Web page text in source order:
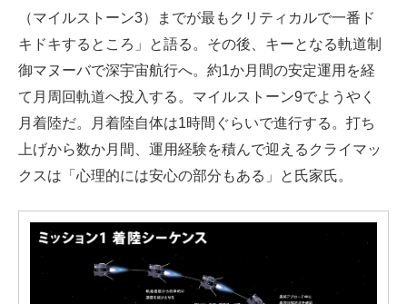
（マイルストーン3）までが最もクリティカルで一番ド
キドキするところ」と語る。その後、キーとなる軌道制
御マヌーバで深宇宙航行へ。約1か月間の安定運用を経
て月周回軌道へ投入する。マイルストーン9でようやく
月着陸だ。月着陸自体は1時間ぐらいで進行する。打ち
上げから数か月間、運用経験を積んで迎えるクライマッ
クスは「心理的には安心の部分もある」と氏家氏。